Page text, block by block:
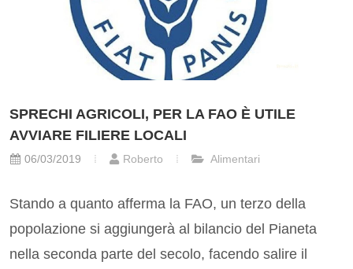
SPRECHI AGRICOLI, PER LA FAO È UTILE
AVVIARE FILIERE LOCALI
06/03/2019 Roberto Alimentari
Stando a quanto afferma la FAO, un terzo della
popolazione si aggiungerà al bilancio del Pianeta
nella seconda parte del secolo, facendo salire il